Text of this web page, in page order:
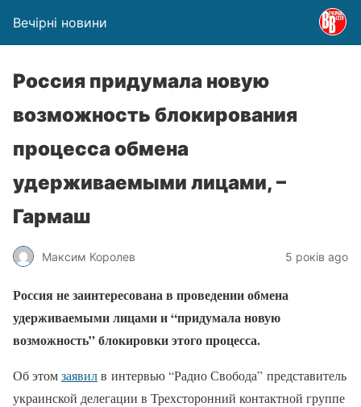
Вечірні новини
Россия придумала новую
возможность блокирования
процесса обмена
удерживаемыми лицами, –
Гармаш
Максим Королев 5 років ago
Россия не заинтересована в проведении обмена
удерживаемыми лицами и “придумала новую
возможность” блокировки этого процесса.
Об этомзаявилв интервью “Радио Свобода” представитель
украинской делегации в Трехсторонний контактной группе